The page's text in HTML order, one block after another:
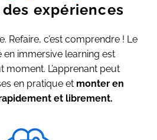
expériences
Refaire, c’est comprendre ! Le
en immersive learning est
moment. L’apprenant peut
en pratique et monter en
et librement.